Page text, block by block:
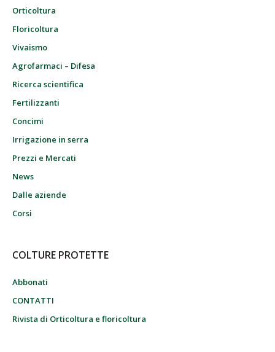
Orticoltura
Floricoltura
Vivaismo
Agrofarmaci – Difesa
Ricerca scientifica
Fertilizzanti
Concimi
Irrigazione in serra
Prezzi e Mercati
News
Dalle aziende
Corsi
COLTURE PROTETTE
Abbonati
CONTATTI
Rivista di Orticoltura e floricoltura